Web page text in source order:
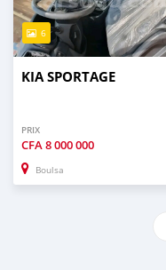
6
KIA SPORTAGE
PRIX
CFA8 000 000
Boulsa